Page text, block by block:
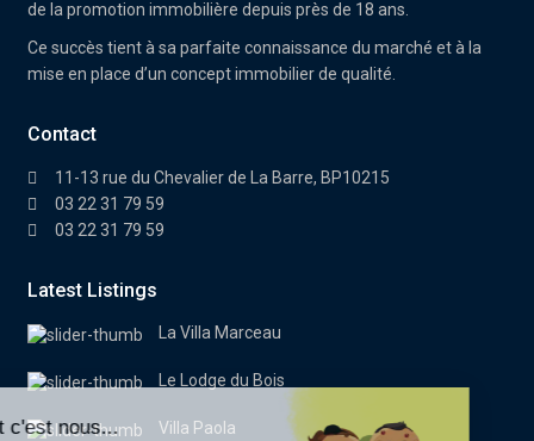
de la promotion immobilière depuis près de 18 ans.
Ce succès tient à sa parfaite connaissance du marché et à la
mise en place d’un concept immobilier de qualité.
Contact
11-13 rue du Chevalier de La Barre, BP10215
03 22 31 79 59
03 22 31 79 59
Latest Listings
La Villa Marceau
Le Lodge du Bois
Villa Paola